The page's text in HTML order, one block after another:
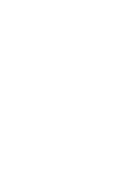
Granit Rose fait
! Du Gouffre à
cheveux aux vents,
sous le doux
vacances qui